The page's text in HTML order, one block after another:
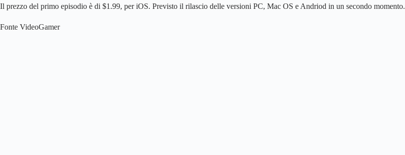
Il prezzo del primo episodio è di $1.99, per iOS. Previsto il rilascio delle versioni PC, Mac OS e Andriod in un secondo momento.
Fonte VideoGamer